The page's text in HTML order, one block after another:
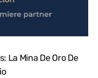
La Mina De Oro De